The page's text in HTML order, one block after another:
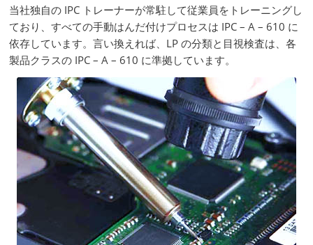
当社独自の IPC トレーナーが常駐して従業員をトレーニングし
ており、すべての手動はんだ付けプロセスは IPC – A – 610 に
依存しています。言い換えれば、LP の分類と目視検査は、各
製品クラスの IPC – A – 610 に準拠しています。